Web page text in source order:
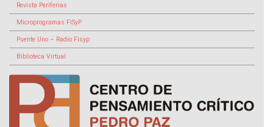
Revista Periferias
Microprogramas FiSyP
Puente Uno – Radio Fisyp
Biblioteca Virtual